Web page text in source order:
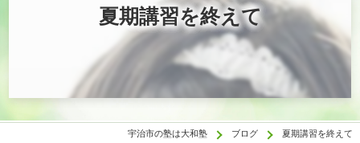
夏期講習を終えて
宇治市の塾は大和塾 ブログ 夏期講習を終えて